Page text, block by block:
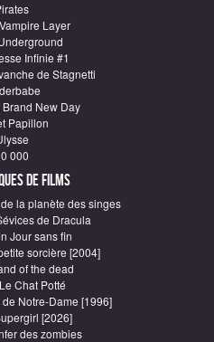
Layer
Infinie #1
de Stagnetti
New Day
Papillon
000
de Films
la planète des singes
de Dracula
Jour sans fin
sorcière [2004]
of the dead
Chat Potté
Notre-Dame [1996]
[2026]
des zombies